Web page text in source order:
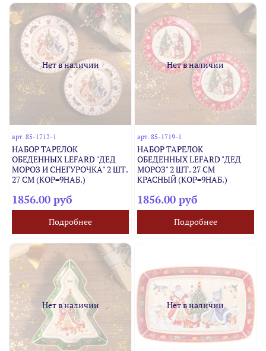
Нет в наличии
арт.85-1712-1
НАБОР ТАРЕЛОК
ОБЕДЕННЫХ LEFARD "ДЕД
МОРОЗ И СНЕГУРОЧКА" 2 ШТ.
27 СМ (КОР=9НАБ.)
1856.00 руб
Подробнее
Нет в наличии
арт. 85-1719-1
НАБОР ТАРЕЛОК
ОБЕДЕННЫХ LEFARD "ДЕД
МОРОЗ" 2 ШТ. 27 СМ
КРАСНЫЙ (КОР=9НАБ.)
1856.00 руб
Подробнее
Нет в наличии Нет в наличии